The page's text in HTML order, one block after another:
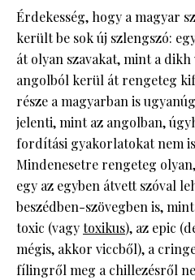
Érdekesség, hogy a magyar
került be sok új szlengszó:
át olyan szavakat, mint a
angolból kerül át rengeteg
része a magyarban is
jelenti, mint az angolban,
fordítási gyakorlatokat nem
Mindenesetre rengeteg
egy az egyben átvett szóval
beszédben-szövegben is,
toxic (vagytoxikus), az epic
mégis, akkor viccből), a
fílingről meg a chillezésről